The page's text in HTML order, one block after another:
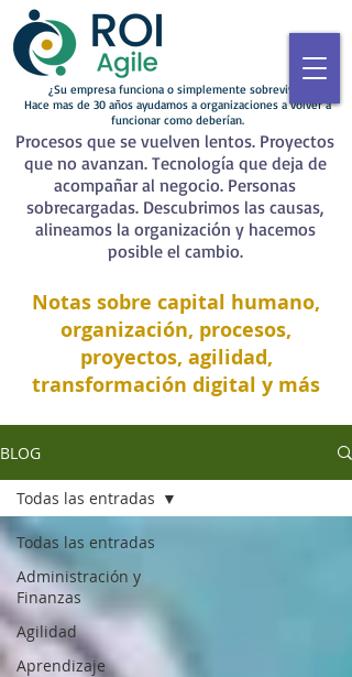
¿Su empresa funciona o simplemente sobrevive?
Hace mas de 30 años ayudamos a organizaciones a volver a
funcionar como deberían.
Procesos que se vuelven lentos. Proyectos
que no avanzan. Tecnología que deja de
acompañar al negocio. Personas
sobrecargadas. Descubrimos las causas,
alineamos la organización y hacemos
posible el cambio.
Notas sobre capital humano,
organización, procesos,
proyectos, agilidad,
transformación digital y más
BLOG
Todas las entradas
Administración y
Finanzas
Agilidad
Aprendizaje
Todas las entradas